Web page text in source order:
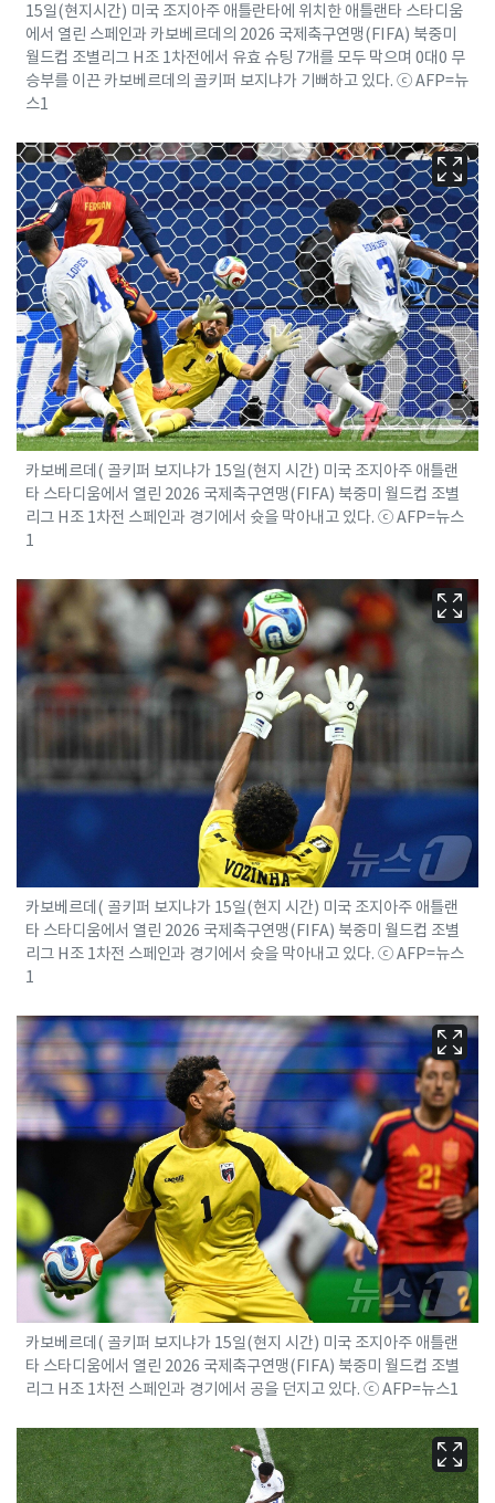
15일(현지시간) 미국 조지아주 애틀란타에 위치한 애틀랜타 스타디움
에서 열린 스페인과 카보베르데의 2026 국제축구연맹(FIFA) 북중미
월드컵 조별리그 H조 1차전에서 유효 슈팅 7개를 모두 막으며 0대0 무
승부를 이끈 카보베르데의 골키퍼 보지냐가 기뻐하고 있다. ⓒ AFP=뉴
스1
카보베르데( 골키퍼 보지냐가 15일(현지 시간) 미국 조지아주 애틀랜
타 스타디움에서 열린 2026 국제축구연맹(FIFA) 북중미 월드컵 조별
리그 H조 1차전 스페인과 경기에서 슛을 막아내고 있다. ⓒ AFP=뉴스
1
카보베르데( 골키퍼 보지냐가 15일(현지 시간) 미국 조지아주 애틀랜
타 스타디움에서 열린 2026 국제축구연맹(FIFA) 북중미 월드컵 조별
리그 H조 1차전 스페인과 경기에서 슛을 막아내고 있다. ⓒ AFP=뉴스
1
카보베르데( 골키퍼 보지냐가 15일(현지 시간) 미국 조지아주 애틀랜
타 스타디움에서 열린 2026 국제축구연맹(FIFA) 북중미 월드컵 조별
리그 H조 1차전 스페인과 경기에서 공을 던지고 있다. ⓒ AFP=뉴스1